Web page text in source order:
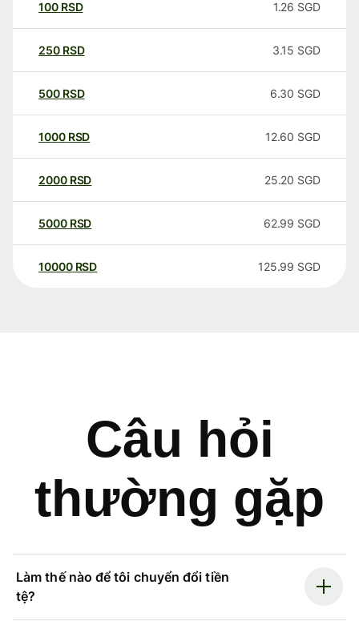
100 RSD 1.26 SGD
250 RSD 3.15 SGD
500 RSD 6.30 SGD
1000 RSD 12.60 SGD
2000 RSD 25.20 SGD
5000 RSD 62.99 SGD
10000 RSD 125.99 SGD
Câu hỏi
thường gặp
Làm thế nào để tôi chuyển đổi tiền
tệ?